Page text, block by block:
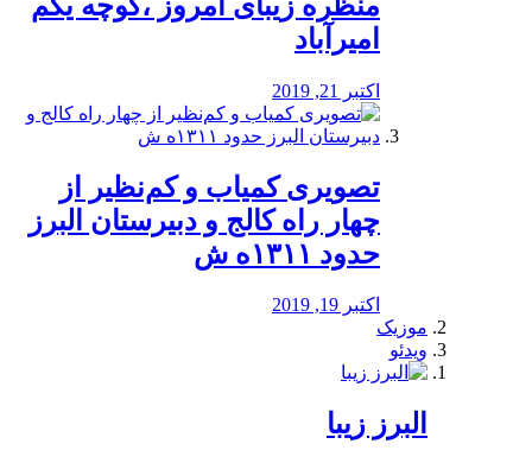
امیرآباد
اکتبر 21, 2019
️تصویری کمیاب و کم‌نظیر از
چهار راه كالج و دبيرستان البرز
حدود ۱۳۱۱ه ش
اکتبر 19, 2019
موزیک
ویدئو
البرز زیبا